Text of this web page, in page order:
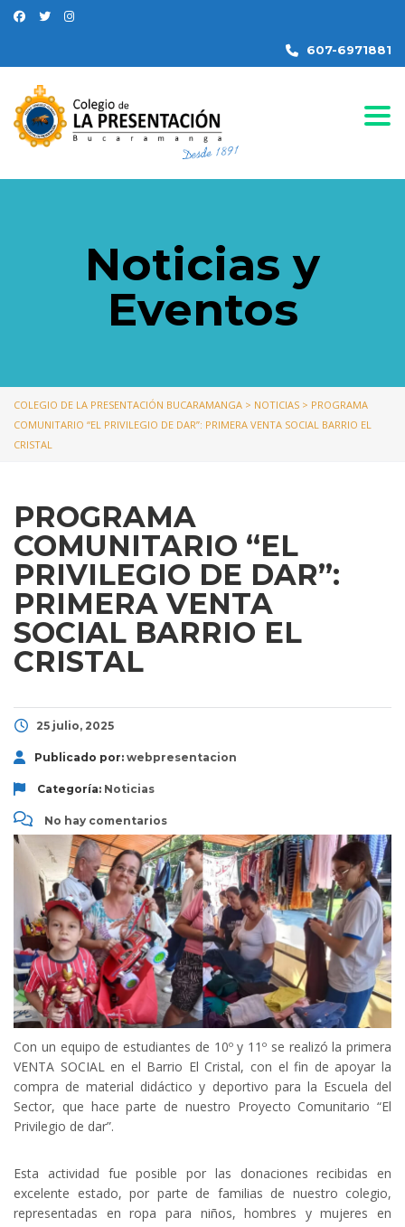
607-6971881
Noticias y
Eventos
COLEGIO DE LA PRESENTACIÓN BUCARAMANGA > NOTICIAS > PROGRAMA
COMUNITARIO “EL PRIVILEGIO DE DAR”: PRIMERA VENTA SOCIAL BARRIO EL
CRISTAL
PROGRAMA
COMUNITARIO “EL
PRIVILEGIO DE DAR”:
PRIMERA VENTA
SOCIAL BARRIO EL
CRISTAL
25 julio, 2025
Publicado por: webpresentacion
Categoría: Noticias
No hay comentarios
Con un equipo de estudiantes de 10º y 11º se realizó la primera
VENTA SOCIAL en el Barrio El Cristal, con el fin de apoyar la
compra de material didáctico y deportivo para la Escuela del
Sector, que hace parte de nuestro Proyecto Comunitario “El
Privilegio de dar”.
Esta actividad fue posible por las donaciones recibidas en
excelente estado, por parte de familias de nuestro colegio,
representadas en ropa para niños, hombres y mujeres en